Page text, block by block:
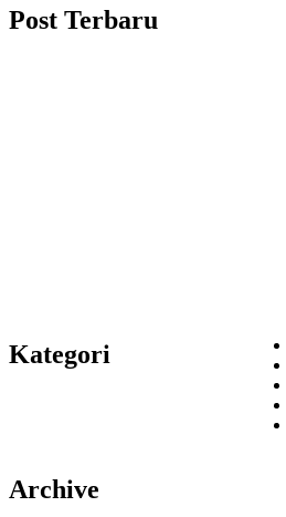
Post Terbaru
Kategori
Archive